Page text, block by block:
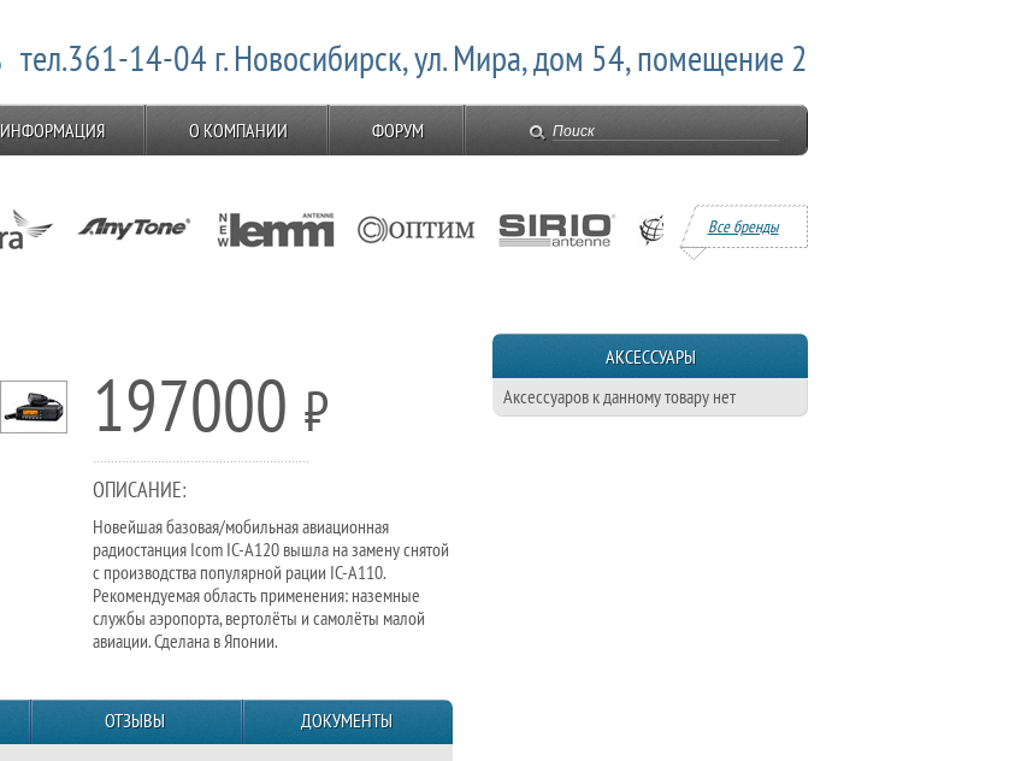
тел.361-14-04 г. Новосибирск, ул. Мира, дом 54, помещение 2
ИНФОРМАЦИЯ О КОМПАНИИ ФОРУМ
Все бренды
197000 ⃏
ОПИСАНИЕ:
Новейшая базовая/мобильная авиационная
радиостанция Icom IC-A120 вышла на замену снятой
с производства популярной рации IC-A110.
Рекомендуемая область применения: наземные
службы аэропорта, вертолёты и самолёты малой
авиации. Сделана в Японии.
ОТЗЫВЫ ДОКУМЕНТЫ
АКСЕССУАРЫ
Аксессуаров к данному товару нет